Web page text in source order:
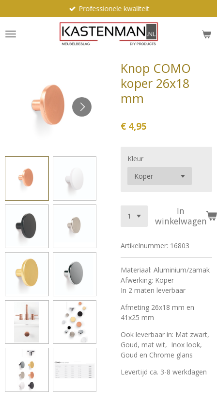
direct
naar
de
Professionele kwaliteit
Knop COMO
koper 26x18
mm
€ 4,95
Kleur
In
winkelwagen
Artikelnummer: 16803
Materiaal: Aluminium/zamak
Afwerking: Koper
In 2 maten leverbaar
Afmeting 26x18 mm en
41x25 mm
Ook leverbaar in: Mat zwart,
Goud, mat wit, Inox look,
Goud en Chrome glans
Levertijd ca. 3-8 werkdagen